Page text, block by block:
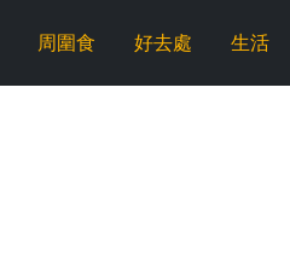
周圍食 好去處 生活